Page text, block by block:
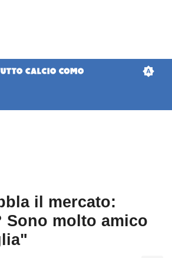
il mercato:
Sono molto amico